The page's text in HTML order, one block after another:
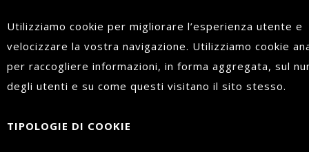
Utilizziamo cookie per migliorare l’esperienza utente e
velocizzare la vostra navigazione. Utilizziamo cookie
per raccogliere informazioni, in forma aggregata, sul
degli utenti e su come questi visitano il sito stesso.
TIPOLOGIE DI COOKIE